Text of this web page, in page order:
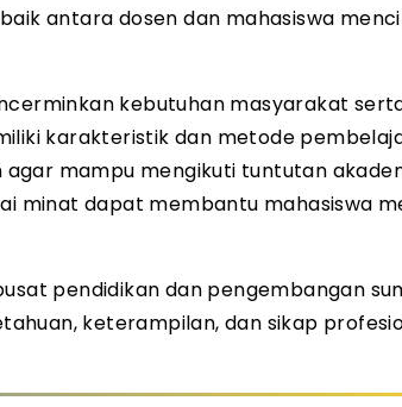
antara dosen dan mahasiswa
kebutuhan masyarakat
karakteristik dan metode
mampu mengikuti tuntutan
minat dapat membantu mahasiswa
pendidikan dan pengembangan
keterampilan, dan sikap